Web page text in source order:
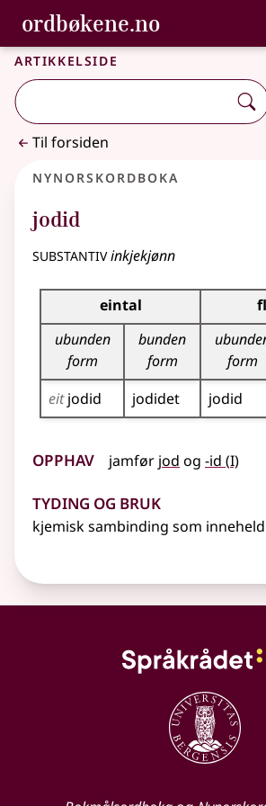
Gå til hovedinnhold
Tilgjengelighet
ordbøkene.no,
Bokmålsordboka og Nynorskordboka
Artikkelside
Til forsiden
Nynorskordboka
jodid
substantivinkjekjønn
Bøyningstabell for dette
eintal
ubunden
form
bunden
form
form
eitjodid jodidet jodid
Opphav jamfør jod og -id (1
I)
Tyding og bruk
kjemisk sambinding som inneheld